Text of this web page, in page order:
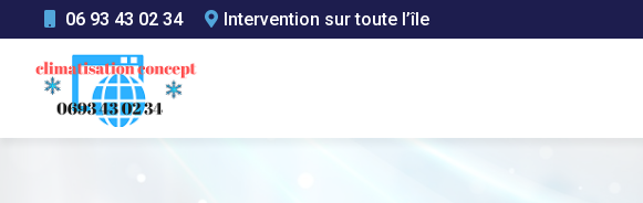
au
contenu
principal
06 93 43 02 34 Intervention sur toute l’île